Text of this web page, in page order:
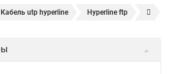
Кабель utp hyperline Hyperline ftp
5e hyperline